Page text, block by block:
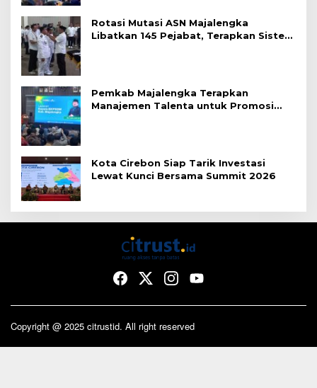
Rotasi Mutasi ASN Majalengka
Libatkan 145 Pejabat, Terapkan Sistem
Pemkab Majalengka Terapkan
Manajemen Talenta untuk Promosi
Kota Cirebon Siap Tarik Investasi
Lewat Kunci Bersama Summit 2026
Copyright @ 2025 citrustid. All right reserved